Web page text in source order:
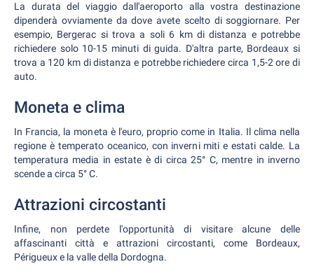
La durata del viaggio dall'aeroporto alla vostra destinazione
dipenderà ovviamente da dove avete scelto di soggiornare. Per
esempio, Bergerac si trova a soli 6 km di distanza e potrebbe
richiedere solo 10-15 minuti di guida. D'altra parte, Bordeaux si
trova a 120 km di distanza e potrebbe richiedere circa 1,5-2 ore di
auto.
Moneta e clima
In Francia, la moneta è l'euro, proprio come in Italia. Il clima nella
regione è temperato oceanico, con inverni miti e estati calde. La
temperatura media in estate è di circa 25° C, mentre in inverno
scende a circa 5° C.
Attrazioni circostanti
Infine, non perdete l'opportunità di visitare alcune delle
affascinanti città e attrazioni circostanti, come Bordeaux,
Périgueux e la valle della Dordogna.